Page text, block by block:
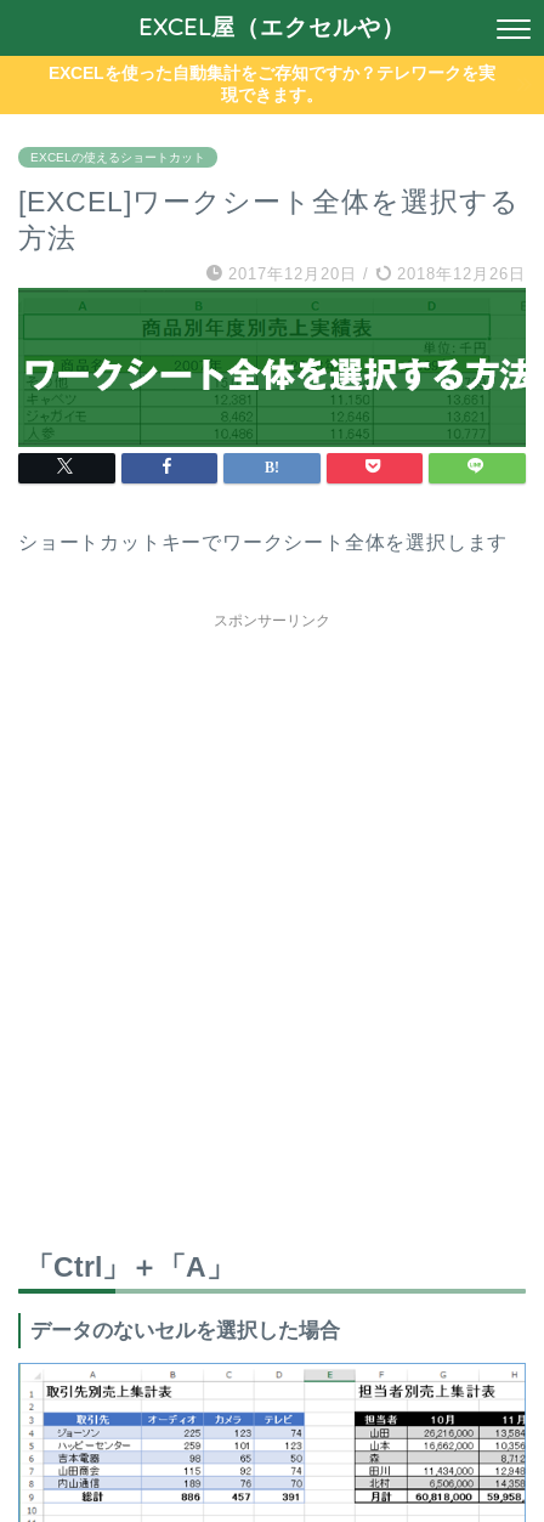
EXCEL屋（エクセルや）
EXCELを使った自動集計をご存知ですか？テレワークを実
現できます。
EXCELの使えるショートカット
[EXCEL]ワークシート全体を選択する
方法
2017年12月20日 / 2018年12月26日
ショートカットキーでワークシート全体を選択します
スポンサーリンク
「Ctrl」＋「A」
データのないセルを選択した場合